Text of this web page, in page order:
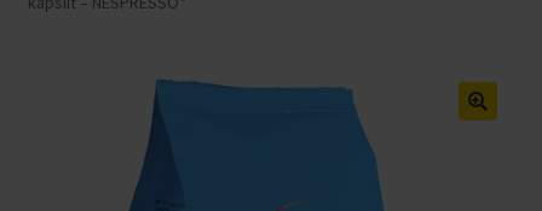
Espresso Italiano